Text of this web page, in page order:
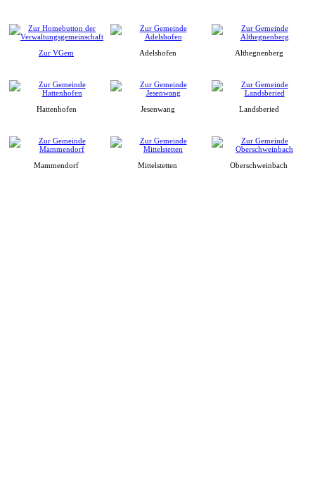
Zur VGem Adelshofen Althegnenberg
Hattenhofen Jesenwang Landsberied
Mammendorf Mittelstetten Oberschweinbach